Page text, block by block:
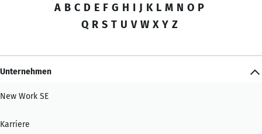
A B C D E F G H I J K L M N O P
Q R S T U V W X Y Z
Unternehmen
New Work SE
Karriere